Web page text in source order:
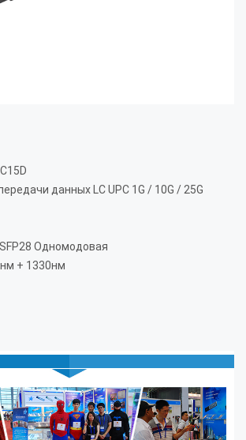
данных LC UPC 1G / 10G / 25G
Одномодовая
+ 1330нм